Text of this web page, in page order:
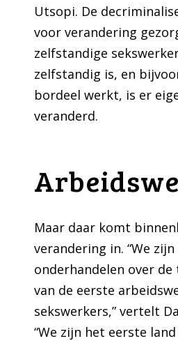
Utsopi. De
voor verandering
zelfstandige
zelfstandig is, en
bordeel werkt, is er
veranderd.
Maar daar komt
verandering in. “We
onderhandelen over
van de eerste
sekswerkers,” vertelt
“We zijn het eerste